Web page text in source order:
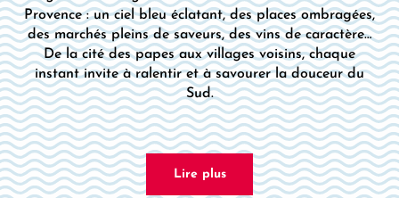
Provence : un ciel bleu éclatant, des places ombragées,
des marchés pleins de saveurs, des vins de caractère…
De la cité des papes aux villages voisins, chaque
instant invite à ralentir et à savourer la douceur du
Sud.
Lire plus